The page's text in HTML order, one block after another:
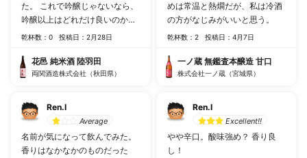
た。 これで吟醸じゃないなら、
吟醸以上はどれだけ良いのか…
乾杯数：0 投稿日：2月28日
花邑 純米酒 陸羽田
両関酒造株式会社（秋田県）
Ren.I
Average
名前が気になって飲んでみた。
香りはなかなかのものだった
めは常温と熱燗だが、私は冷酒
の方がなじみがいいと思う。
乾杯数：2 投稿日：4月7日
一ノ蔵 無鑑査本醸造 甘口
株式会社一ノ蔵（宮城県）
Ren.I
Excellent!!
やや辛口。酸味強め？ 香り良
し！